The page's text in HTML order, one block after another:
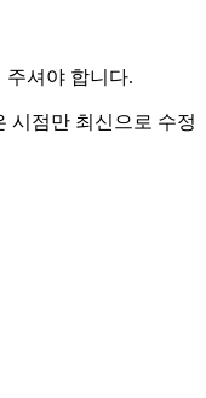
주셔야 합니다.
시점만 최신으로 수정